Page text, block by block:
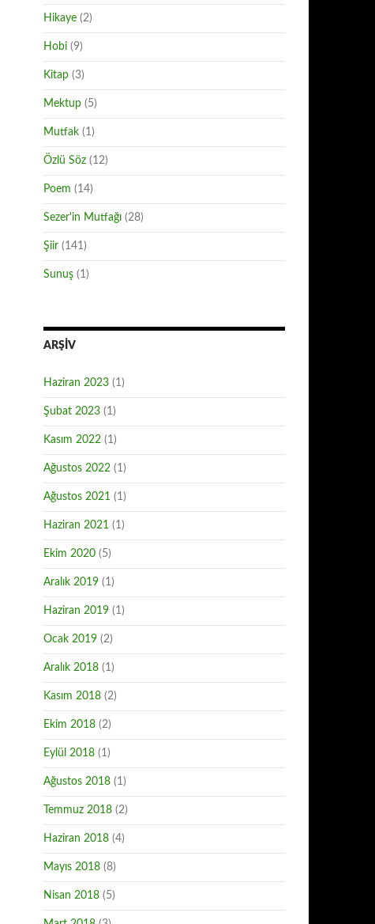
Hikaye (2)
Hobi (9)
Kitap (3)
Mektup (5)
Mutfak (1)
Özlü Söz (12)
Poem (14)
Sezer'in Mutfağı (28)
Şiir (141)
Sunuş (1)
ARŞIV
Haziran 2023 (1)
Şubat 2023 (1)
Kasım 2022 (1)
Ağustos 2022 (1)
Ağustos 2021 (1)
Haziran 2021 (1)
Ekim 2020 (5)
Aralık 2019 (1)
Haziran 2019 (1)
Ocak 2019 (2)
Aralık 2018 (1)
Kasım 2018 (2)
Ekim 2018 (2)
Eylül 2018 (1)
Ağustos 2018 (1)
Temmuz 2018 (2)
Haziran 2018 (4)
Mayıs 2018 (8)
Nisan 2018 (5)